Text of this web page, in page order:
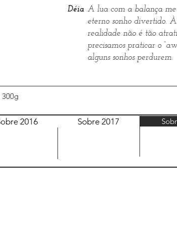
A lua com a balança
eterno sonho divertido.
realidade não é tão
precisamos praticar o
alguns sonhos perdurem.
Déia
300g
Sobre 2017
2016